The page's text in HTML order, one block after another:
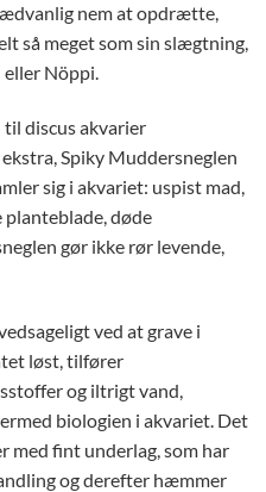
nem at opdrætte,
så meget som sin slægtning,
eller Nöppi.
discus akvarier
Spiky Muddersneglen
sig i akvariet: uspist mad,
døde
gør ikke rør levende,
ved at grave i
løst, tilfører
og iltrigt vand,
biologien i akvariet. Det
med fint underlag, som har
og derefter hæmmer